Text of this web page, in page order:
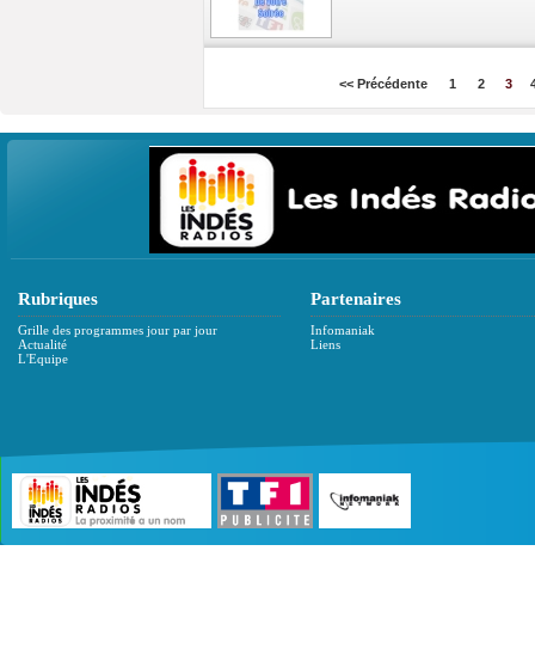
<< Précédente 1 2 3
Rubriques
Grille des programmes jour par jour
Actualité
L'Equipe
Partenaires
Infomaniak
Liens